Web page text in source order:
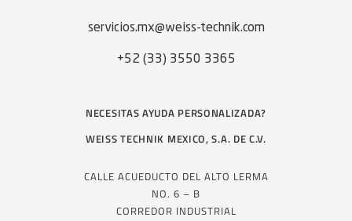
servicios.mx@weiss-technik.com
+52 (33) 3550 3365
NECESITAS AYUDA PERSONALIZADA?
WEISS TECHNIK MEXICO, S.A. DE C.V.
CALLE ACUEDUCTO DEL ALTO LERMA
NO. 6 – B
CORREDOR INDUSTRIAL